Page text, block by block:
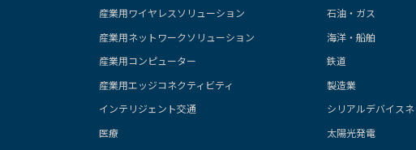
産業用ワイヤレスソリューション
産業用ネットワークソリューション
産業用コンピューター
産業用エッジコネクティビティ
インテリジェント交通
医療
石油・ガス
海洋・船舶
鉄道
製造業
シリアルデバイス
太陽光発電